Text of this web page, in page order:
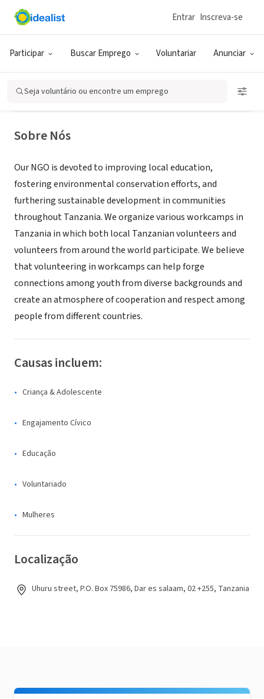
Participar Buscar Emprego Voluntariar Anunciar
Entrar Inscreva-se
Seja voluntário ou encontre um emprego
ONG (SETOR SOCIAL)
Tanzania Youth Cultural Exchange
Network (TYCEN)
Dar es salaam, 02, Tanzânia|tycen.weebly.com
Sobre Nós
Our NGO is devoted to improving local education,
fostering environmental conservation efforts, and
furthering sustainable development in communities
throughout Tanzania. We organize various workcamps in
Tanzania in which both local Tanzanian volunteers and
volunteers from around the world participate. We believe
that volunteering in workcamps can help forge
connections among youth from diverse backgrounds and
create an atmosphere of cooperation and respect among
people from different countries.
Causas incluem:
Criança & Adolescente
Engajamento Cívico
Educação
Voluntariado
Mulheres
Localização
Uhuru street, P.O. Box 75986, Dar es salaam, 02 +255, Tanzania